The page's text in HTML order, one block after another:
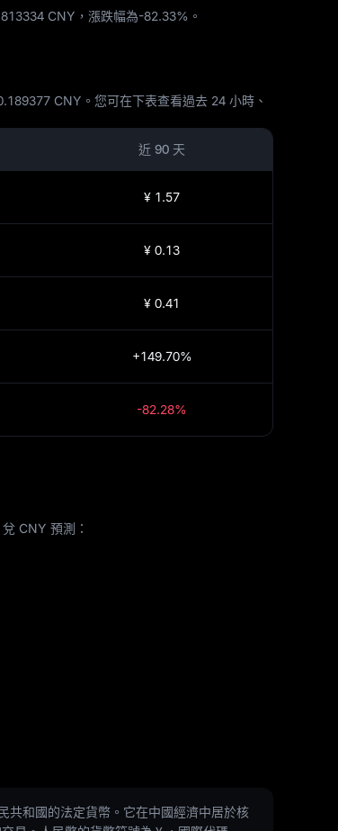
CNY ，漲跌幅為-82.33% 。
CNY。您可在下表查看過去 24 小時、
近 90 天
¥ 1.57
¥ 0.13
¥ 0.41
+149.70%
-82.28%
CNY 預測：
共和國的法定貨幣。它在中國經濟中居於核